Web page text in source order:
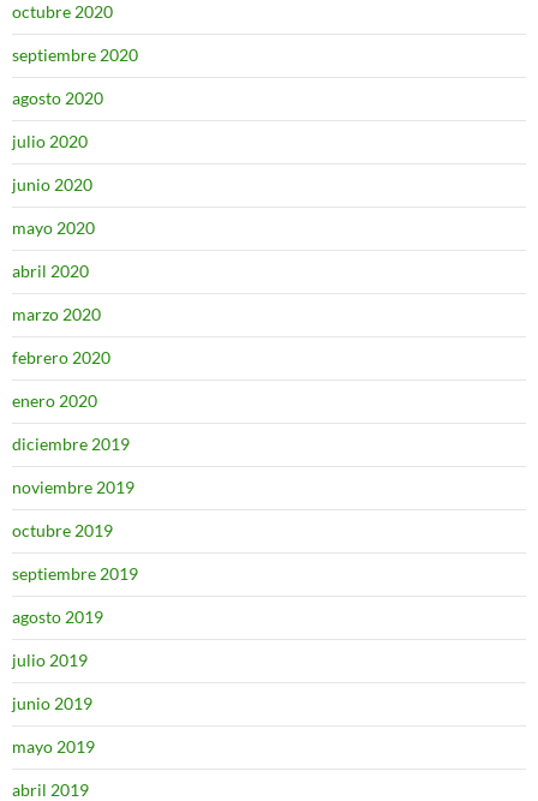
octubre 2020
septiembre 2020
agosto 2020
julio 2020
junio 2020
mayo 2020
abril 2020
marzo 2020
febrero 2020
enero 2020
diciembre 2019
noviembre 2019
octubre 2019
septiembre 2019
agosto 2019
julio 2019
junio 2019
mayo 2019
abril 2019